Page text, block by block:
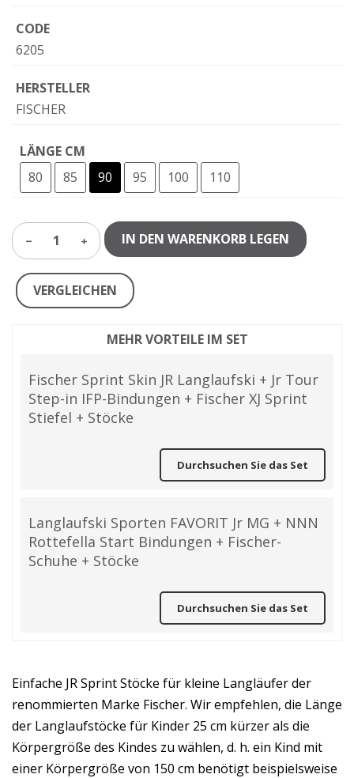
CODE
6205
HERSTELLER
FISCHER
LÄNGE CM
80
85 90 95 100 110
1 IN DEN WARENKORB LEGEN
VERGLEICHEN
MEHR VORTEILE IM SET
Fischer Sprint Skin JR Langlaufski + Jr Tour
Step-in IFP-Bindungen + Fischer XJ Sprint
Stiefel + Stöcke
Durchsuchen Sie das Set
Langlaufski Sporten FAVORIT Jr MG + NNN
Rottefella Start Bindungen + Fischer-
Schuhe + Stöcke
Durchsuchen Sie das Set
Einfache JR Sprint Stöcke für kleine Langläufer der
renommierten Marke Fischer. Wir empfehlen, die Länge
der Langlaufstöcke für Kinder 25 cm kürzer als die
Körpergröße des Kindes zu wählen, d. h. ein Kind mit
einer Körpergröße von 150 cm benötigt beispielsweise